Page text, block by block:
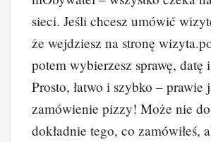
sieci. Jeśli chcesz umówić
że wejdziesz na stronę
potem wybierzesz sprawę, datę
Prosto, łatwo i szybko – prawie
zamówienie pizzy! Może nie
dokładnie tego, co zamówiłeś,